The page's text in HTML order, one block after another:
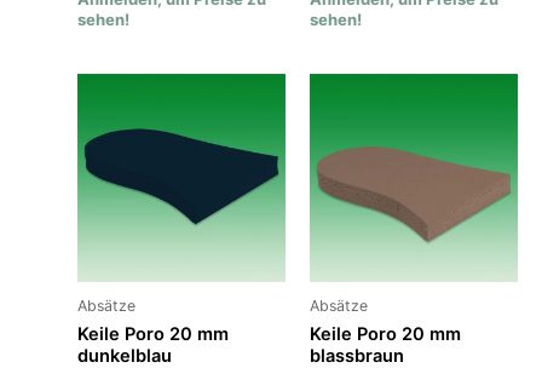
sehen!
sehen!
Absätze
Keile Poro 20 mm
dunkelblau
Absätze
Keile Poro 20 mm
blassbraun